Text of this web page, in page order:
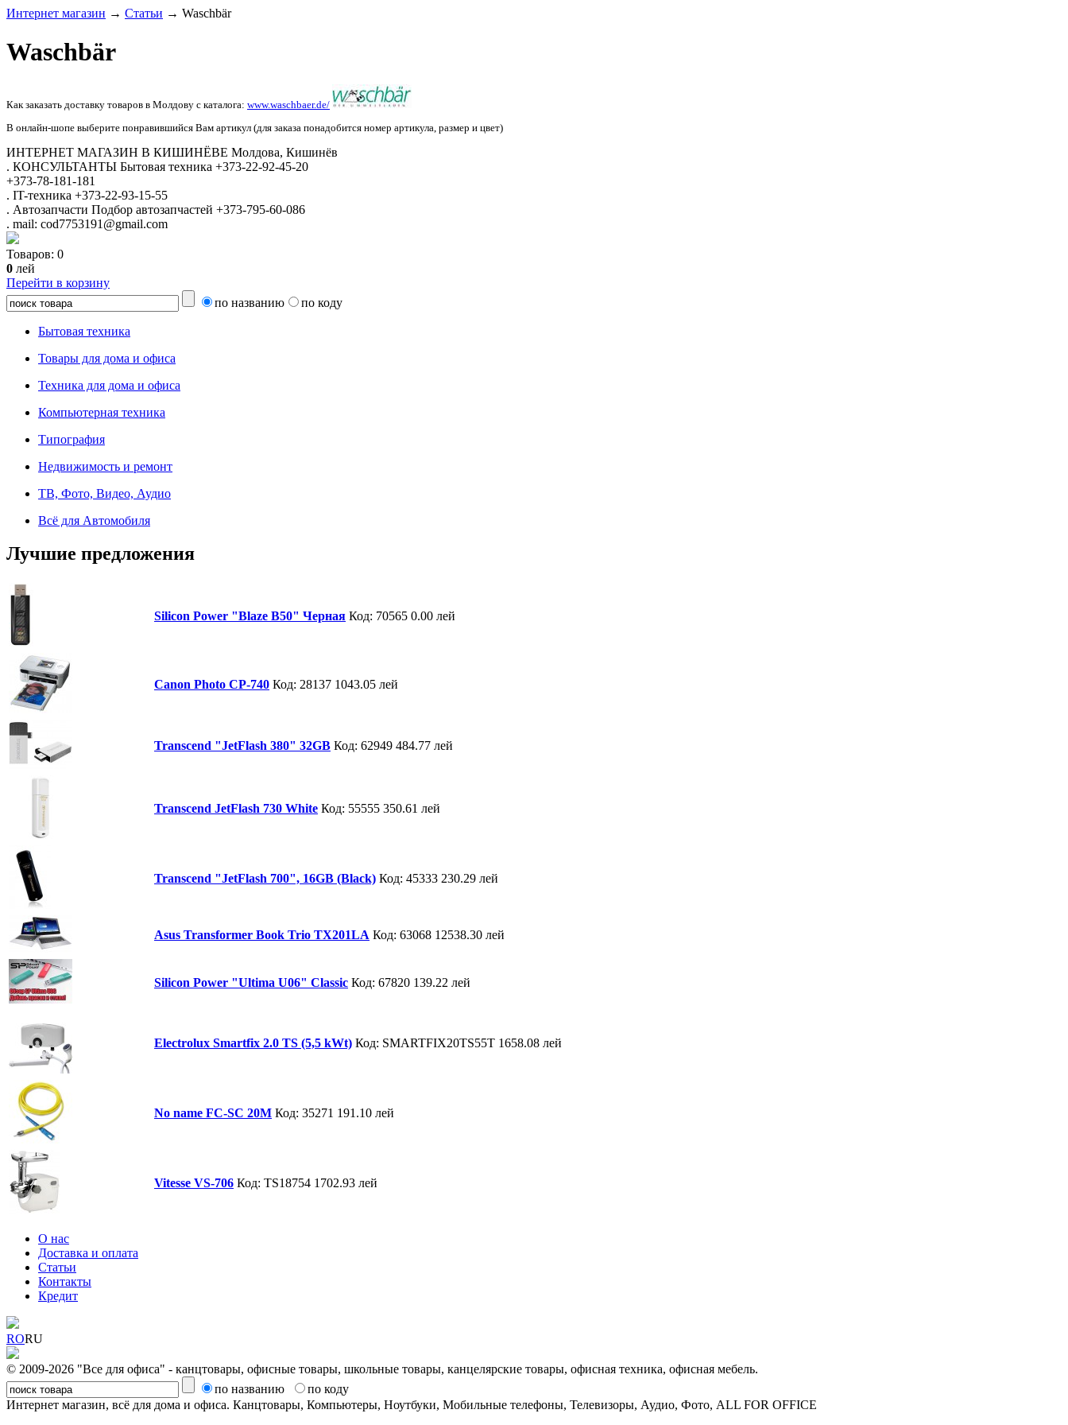
Интернет магазин → Статьи → Waschbär
Waschbär
Как заказать доставку товаров в Молдову с каталога: www.waschbaer.de/
В онлайн-шопе выберите понравившийся Вам артикул (для заказа понадобится номер артикула, размер и цвет)
ИНТЕРНЕТ МАГАЗИН В КИШИНЁВЕ Молдова, Кишинёв
. КОНСУЛЬТАНТЫ Бытовая техника +373-22-92-45-20
+373-78-181-181
. IT-техника +373-22-93-15-55
. Автозапчасти Подбор автозапчастей +373-795-60-086
. mail: cod7753191@gmail.com
Товаров: 0
0 лей
Перейти в корзину
по названию
по коду
Бытовая техника
Товары для дома и офиса
Техника для дома и офиса
Компьютерная техника
Типография
Недвижимость и ремонт
ТВ, Фото, Видео, Аудио
Всё для Автомобиля
Лучшие предложения
Silicon Power "Blaze B50" Черная Код: 70565 0.00 лей
Canon Photo СP-740 Код: 28137 1043.05 лей
Transcend "JetFlash 380" 32GB Код: 62949 484.77 лей
Transcend JetFlash 730 White Код: 55555 350.61 лей
Transcend "JetFlash 700", 16GB (Black) Код: 45333 230.29 лей
Asus Transformer Book Trio TX201LA Код: 63068 12538.30 лей
Silicon Power "Ultima U06" Classic Код: 67820 139.22 лей
Electrolux Smartfix 2.0 TS (5,5 kWt) Код: SMARTFIX20TS55T 1658.08 лей
No name FC-SC 20M Код: 35271 191.10 лей
Vitesse VS-706 Код: TS18754 1702.93 лей
О нас
Доставка и оплата
Статьи
Контакты
Кредит
RORU
© 2009-2026 "Все для офиса" - канцтовары, офисные товары, школьные товары, канцелярские товары, офисная техника, офисная мебель.
по названию
по коду
Интернет магазин, всё для дома и офиса. Канцтовары, Компьютеры, Ноутбуки, Мобильные телефоны, Телевизоры, Аудио, Фото, ALL FOR OFFICE